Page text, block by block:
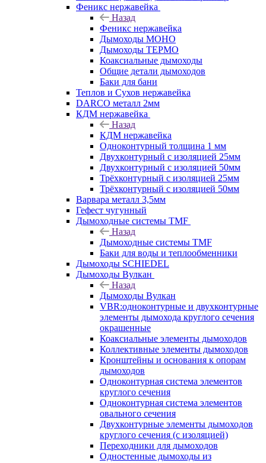
Феникс нержавейка
Назад
Феникс нержавейка
Дымоходы МОНО
Дымоходы ТЕРМО
Коаксиальные дымоходы
Общие детали дымоходов
Баки для бани
Теплов и Сухов нержавейка
DARCO металл 2мм
КДМ нержавейка
Назад
КДМ нержавейка
Одноконтурный толщина 1 мм
Двухконтурный с изоляцией 25мм
Двухконтурный с изоляцией 50мм
Трёхконтурный с изоляцией 25мм
Трёхконтурный с изоляцией 50мм
Варвара металл 3,5мм
Гефест чугунный
Дымоходные системы TMF
Назад
Дымоходные системы TMF
Баки для воды и теплообменники
Дымоходы SCHIEDEL
Дымоходы Вулкан
Назад
Дымоходы Вулкан
VBR:одноконтурные и двухконтурные
элементы дымохода круглого сечения
окрашенные
Коаксиальные элементы дымоходов
Коллективные элементы дымоходов
Кронштейны и основания к опорам
дымоходов
Одноконтурная система элементов
круглого сечения
Одноконтурная система элементов
овального сечения
Двухконтурные элементы дымоходов
круглого сечения (с изоляцией)
Переходники для дымоходов
Одностенные дымоходы из